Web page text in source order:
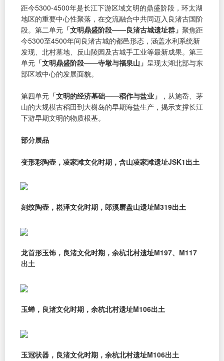
距今5300-4500年是长江下游区域文明的鼎盛阶段，环太湖
地区的重要中心性聚落，在交流融合中共同迈入良渚古国阶
段。第二单元 「文明鼎盛阶段——良渚古城遗址群」 聚焦距
今5300至4500年间良渚古城的都邑形态，涵盖水利系统新
发现、北村墓地、反山陵园及古城手工业等最新成果。第三
单元 「文明鼎盛阶段——寺墩与福泉山」 呈现太湖北部与东
部区域中心的发展面貌。
第四单元 「文明的经济基础——稻作与盐业」
，从施岙、茅
山的大规模古稻田到大榭岛的早期海盐生产，揭示支撑长江
下游早期文明的物质根基。
部分展品
变形彩陶壶，凌家滩文化时期，含山凌家滩遗址JSK1出土
刻纹陶壶，崧泽文化时期，郎溪磨盘山遗址M319出土
龙首形玉饰，良渚文化时期，余杭北村遗址M197、M117
出土
玉蝉，良渚文化时期，余杭北村遗址M106出土
玉冠状器，良渚文化时期，余杭北村遗址M106出土